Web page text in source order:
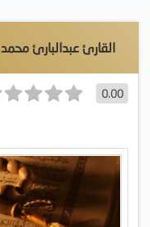
القارئ عبدالبارئ محمد
0.00